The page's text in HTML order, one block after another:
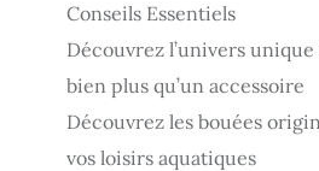
Conseils Essentiels
Découvrez l’univers
bien plus qu’un accessoire
Découvrez les bouées
vos loisirs aquatiques